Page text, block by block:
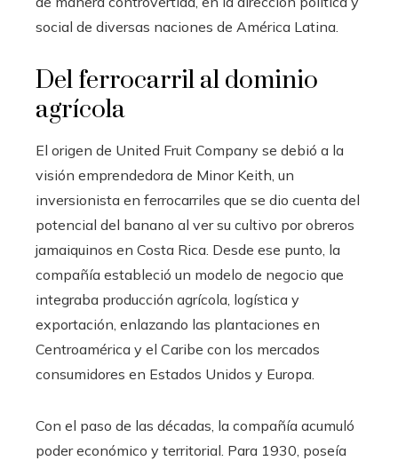
social de diversas naciones de América Latina.
Del ferrocarril al dominio
agrícola
El origen de United Fruit Company se debió a la
visión emprendedora de Minor Keith, un
inversionista en ferrocarriles que se dio cuenta del
potencial del banano al ver su cultivo por obreros
jamaiquinos en Costa Rica. Desde ese punto, la
compañía estableció un modelo de negocio que
integraba producción agrícola, logística y
exportación, enlazando las plantaciones en
Centroamérica y el Caribe con los mercados
consumidores en Estados Unidos y Europa.
Con el paso de las décadas, la compañía acumuló
poder económico y territorial. Para 1930, poseía